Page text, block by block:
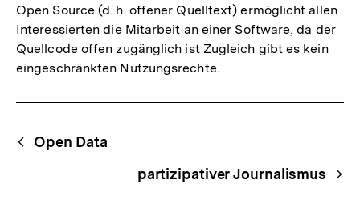
Open Source (d. h. offener Quelltext) ermöglicht allen
Interessierten die Mitarbeit an einer Software, da der
Quellcode offen zugänglich ist Zugleich gibt es kein
eingeschränkten Nutzungsrechte.
Begriffsnavigation
Content-
Navigation
Open Data
partizipativer Journalismus